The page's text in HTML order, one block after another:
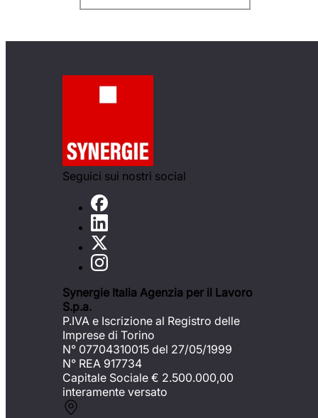
Seguici sui nostri social
Synergie Italia Agenzia per il Lavoro
S.p.a.
P.IVA e Iscrizione al Registro delle
Imprese di Torino
N° 07704310015 del 27/05/1999
N° REA 917734
Capitale Sociale € 2.500.000,00
interamente versato